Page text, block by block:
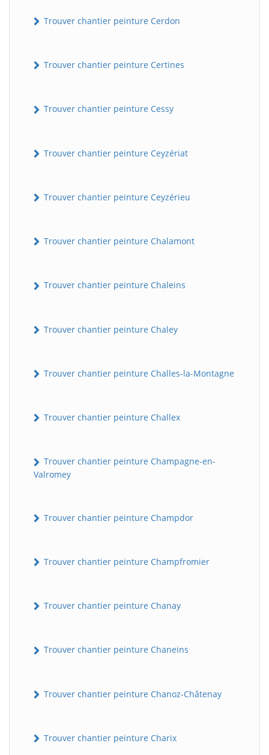
Trouver chantier peinture Cerdon
Trouver chantier peinture Certines
Trouver chantier peinture Cessy
Trouver chantier peinture Ceyzériat
Trouver chantier peinture Ceyzérieu
Trouver chantier peinture Chalamont
Trouver chantier peinture Chaleins
Trouver chantier peinture Chaley
Trouver chantier peinture Challes-la-Montagne
Trouver chantier peinture Challex
Trouver chantier peinture Champagne-en-
Valromey
Trouver chantier peinture Champdor
Trouver chantier peinture Champfromier
Trouver chantier peinture Chanay
Trouver chantier peinture Chaneins
Trouver chantier peinture Chanoz-Châtenay
Trouver chantier peinture Charix